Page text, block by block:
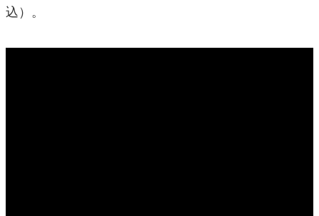
込）。